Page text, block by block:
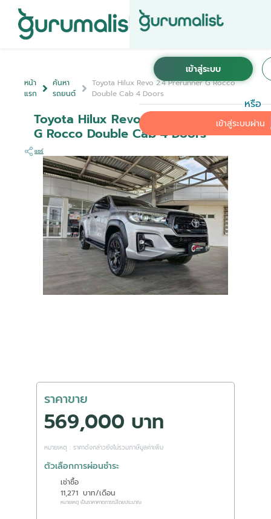
หรือ
เข้าสู่ระบบผ่าน
หน้า
แรก
ค้นหา
รถยนต์
Toyota Hilux Revo 2.4 Prerunner G Rocco
Double Cab 4 Doors
Toyota Hilux Revo 2.4 Prerunner
G Rocco Double Cab 4 Doors
แชร์
ราคาขาย
569,000 บาท
หมายเหตุ : ราคาดังกล่าวยังไม่รวมภาษีมูลค่าเพิ่ม
ตัวเลือกการผ่อนชำระ
เช่าซื้อ
11,271 บาท/เดือน
หมายเหตุ เป็นราคาคาดการณ์โดยประมาณ